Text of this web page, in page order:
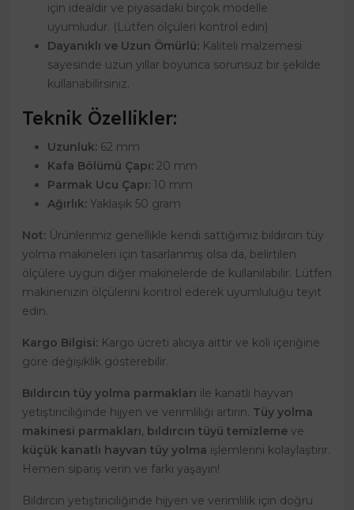
için idealdir ve piyasadaki birçok modelle
uyumludur. (Lütfen ölçüleri kontrol edin)
Dayanıklı ve Uzun Ömürlü: Kaliteli malzemesi
sayesinde uzun yıllar boyunca sorunsuz bir şekilde
kullanabilirsiniz.
Teknik Özellikler:
Uzunluk: 62 mm
Kafa Bölümü Çapı: 20 mm
Parmak Ucu Çapı: 10 mm
Ağırlık: Yaklaşık 50 gram
Not: Ürünlerimiz genellikle kendi sattığımız bıldırcın tüy
yolma makineleri için tasarlanmış olsa da, belirtilen
ölçülere uygun diğer makinelerde de kullanılabilir. Lütfen
makinenizin ölçülerini kontrol ederek uyumluluğu teyit
edin.
Kargo Bilgisi: Kargo ücreti alıcıya aittir ve koli içeriğine
göre değişiklik gösterebilir.
Bıldırcın tüy yolma parmakları ile kanatlı hayvan
yetiştiriciliğinde hijyen ve verimliliği artırın. Tüy yolma
makinesi parmakları, bıldırcın tüyü temizleme ve
küçük kanatlı hayvan tüy yolma işlemlerini kolaylaştırır.
Hemen sipariş verin ve farkı yaşayın!
Bıldırcın yetiştiriciliğinde hijyen ve verimlilik için doğru